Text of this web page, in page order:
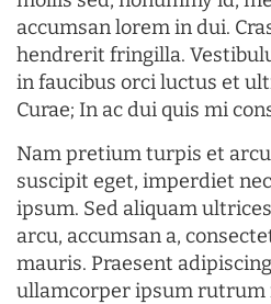
accumsan lorem in dui.
hendrerit fringilla.
in faucibus orci luctus et
Curae; In ac dui quis mi
Nam pretium turpis et
suscipit eget, imperdiet
ipsum. Sed aliquam
arcu, accumsan a,
mauris. Praesent
ullamcorper ipsum rutrum